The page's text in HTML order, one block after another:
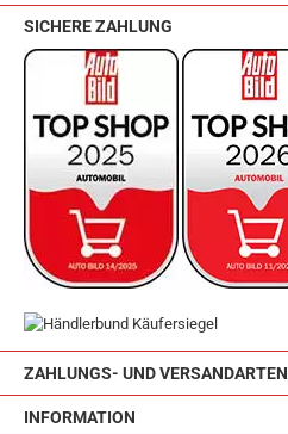
ZAHLUNGS- UND VERSANDARTEN
INFORMATION
SICHERE ZAHLUNG